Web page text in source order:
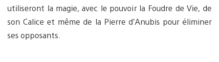
utiliseront la magie, avec le pouvoir la Foudre de Vie, de
son Calice et même de la Pierre d’Anubis pour éliminer
ses opposants.